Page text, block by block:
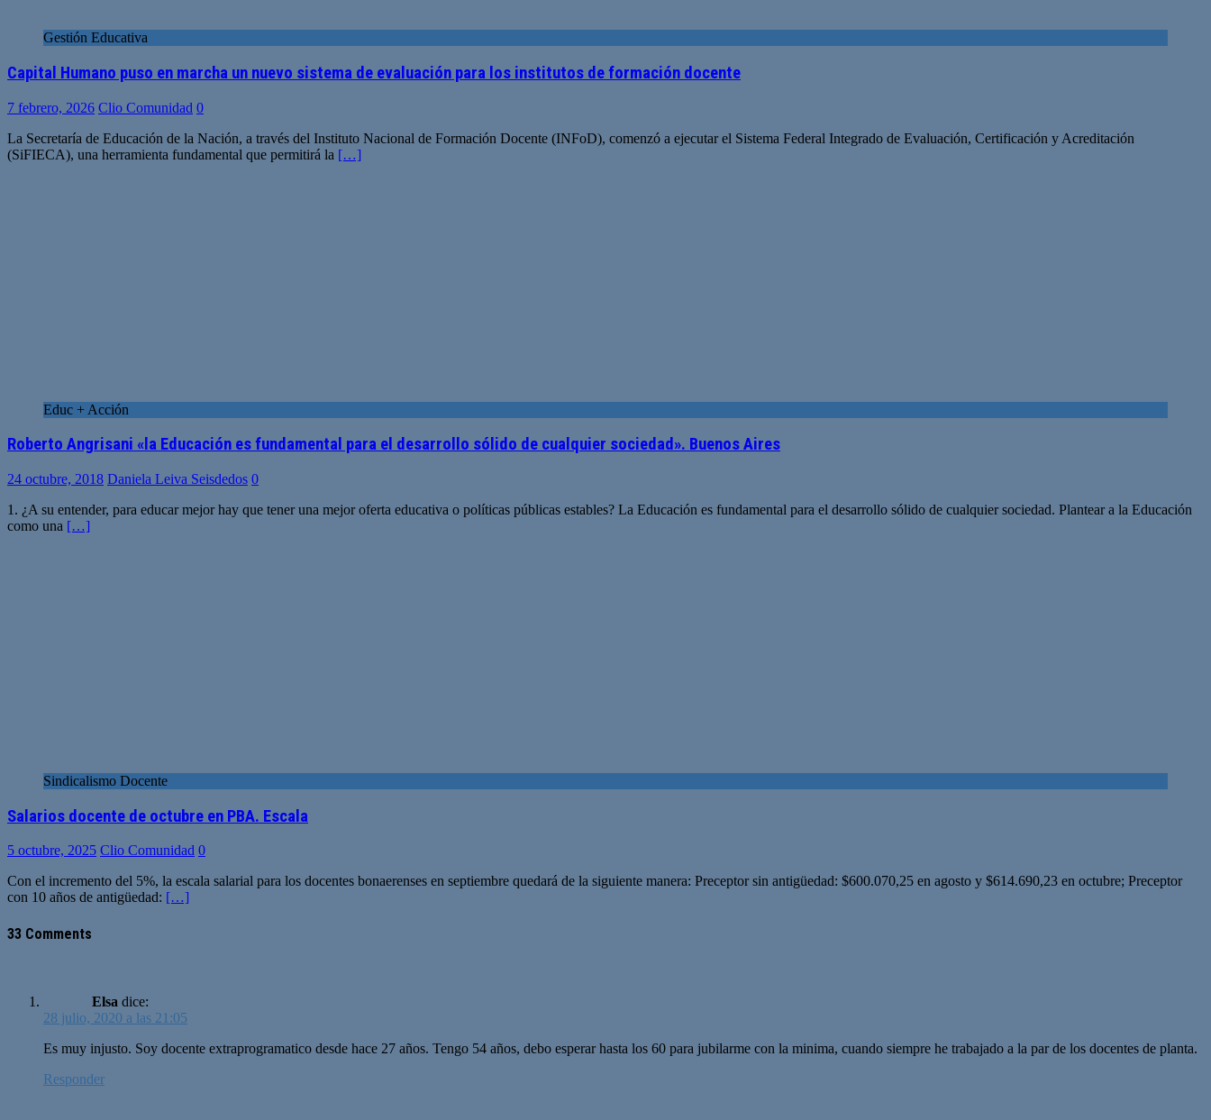
Gestión Educativa
Capital Humano puso en marcha un nuevo sistema de evaluación para los institutos de formación docente
7 febrero, 2026 Clio Comunidad 0
La Secretaría de Educación de la Nación, a través del Instituto Nacional de Formación Docente (INFoD), comenzó a ejecutar el Sistema Federal Integrado de Evaluación, Certificación y Acreditación
(SiFIECA), una herramienta fundamental que permitirá la […]
Educ + Acción
Roberto Angrisani «la Educación es fundamental para el desarrollo sólido de cualquier sociedad». Buenos Aires
24 octubre, 2018 Daniela Leiva Seisdedos 0
1. ¿A su entender, para educar mejor hay que tener una mejor oferta educativa o políticas públicas estables? La Educación es fundamental para el desarrollo sólido de cualquier sociedad. Plantear a la Educación
como una […]
Sindicalismo Docente
Salarios docente de octubre en PBA. Escala
5 octubre, 2025 Clio Comunidad 0
Con el incremento del 5%, la escala salarial para los docentes bonaerenses en septiembre quedará de la siguiente manera: Preceptor sin antigüedad: $600.070,25 en agosto y $614.690,23 en octubre; Preceptor
con 10 años de antigüedad: […]
33 Comments
Elsa dice:
28 julio, 2020 a las 21:05
Es muy injusto. Soy docente extraprogramatico desde hace 27 años. Tengo 54 años, debo esperar hasta los 60 para jubilarme con la minima, cuando siempre he trabajado a la par de los docentes de planta.
Responder